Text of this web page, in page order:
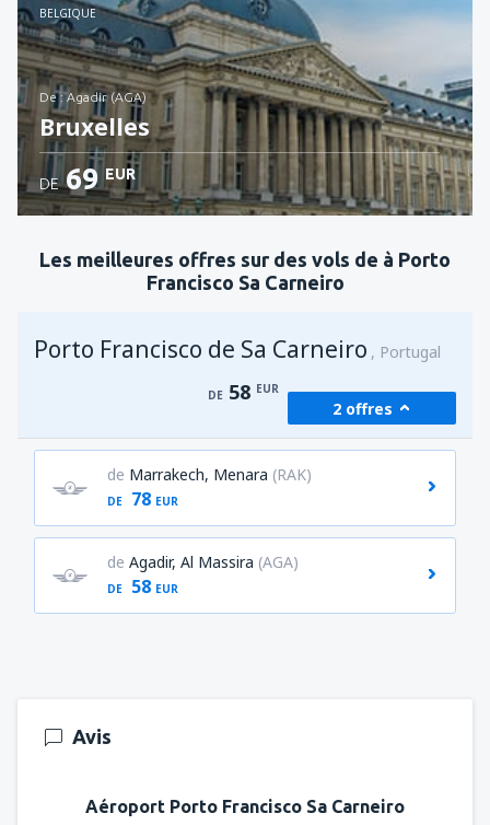
Voir les détails
BELGIQUE
de : Agadir (AGA)
Bruxelles
Voir les détails
DE 69 EUR
Les meilleures offres sur des vols de à Porto
Francisco Sa Carneiro
Porto Francisco de Sa Carneiro Portugal
DE 58 EUR
2 offres
de Marrakech, Menara (RAK)
DE 78 EUR
de Agadir, Al Massira (AGA)
DE 58 EUR
Avis
Aéroport Porto Francisco Sa Carneiro